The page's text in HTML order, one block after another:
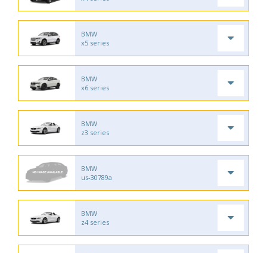
BMW
x5 series
BMW
x6 series
BMW
z3 series
BMW
us-30789a
BMW
z4 series